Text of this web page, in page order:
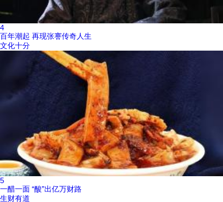
4
百年潮起 再现张謇传奇人生
文化十分
5
一醋一面 “酸”出亿万财路
生财有道